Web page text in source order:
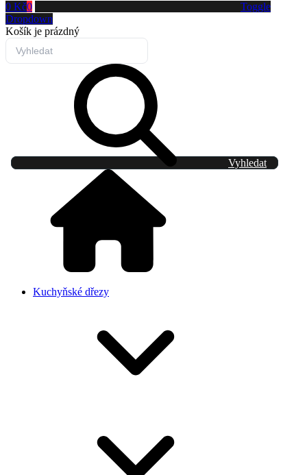
0 Kč0
Toggle
Dropdown
Košík je prázdný
Vyhledat
Kuchyňské dřezy